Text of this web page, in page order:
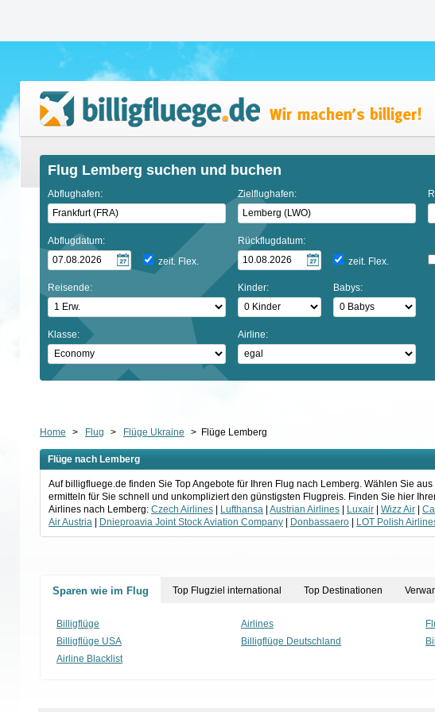
Flug Lemberg suchen und buchen
Abflughafen: Zielflughafen:
Abflugdatum:
zeit. Flex.
Rückflugdatum:
zeit. Flex.
Reisende: Kinder: Babys:
Klasse: Airline:
Home > Flug > Flüge Ukraine > Flüge Lemberg
Flüge nach Lemberg
Auf billigfluege.de finden Sie Top Angebote für Ihren Flug nach Lemberg. Wählen Sie
ermitteln für Sie schnell und unkompliziert den günstigsten Flugpreis. Finden Sie hier
Airlines nach Lemberg: Czech Airlines| Lufthansa| Austrian Airlines| Luxair| Wizz Air|
Air Austria| Dnieproavia Joint Stock Aviation Company| Donbassaero| LOT Polish
Sparen wie im Flug Top Flugziel international Top Destinationen
Billigflüge Airlines
Billigflüge USA
Billigflüge Deutschland
Airline Blacklist